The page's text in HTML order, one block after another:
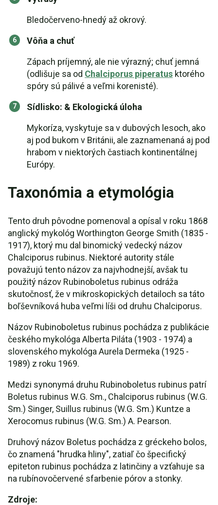
Bledočerveno-hnedý až okrový.
Vôňa a chuť
Zápach príjemný, ale nie výrazný; chuť jemná
(odlišuje sa od Chalciporus piperatus ktorého
spóry sú pálivé a veľmi korenisté).
Sídlisko: & Ekologická úloha
Mykoríza, vyskytuje sa v dubových lesoch, ako
aj pod bukom v Británii, ale zaznamenaná aj pod
hrabom v niektorých častiach kontinentálnej
Európy.
Taxonómia a etymológia
Tento druh pôvodne pomenoval a opísal v roku 1868
anglický mykológ Worthington George Smith (1835 -
1917), ktorý mu dal binomický vedecký názov
Chalciporus rubinus. Niektoré autority stále
považujú tento názov za najvhodnejší, avšak tu
použitý názov Rubinoboletus rubinus odráža
skutočnosť, že v mikroskopických detailoch sa táto
boľševníková huba veľmi líši od druhu Chalciporus.
Názov Rubinoboletus rubinus pochádza z publikácie
českého mykológa Alberta Piláta (1903 - 1974) a
slovenského mykológa Aurela Dermeka (1925 -
1989) z roku 1969.
Medzi synonymá druhu Rubinoboletus rubinus patrí
Boletus rubinus W.G. Sm., Chalciporus rubinus (W.G.
Sm.) Singer, Suillus rubinus (W.G. Sm.) Kuntze a
Xerocomus rubinus (W.G. Sm.) A. Pearson.
Druhový názov Boletus pochádza z gréckeho bolos,
čo znamená "hrudka hliny", zatiaľ čo špecifický
epiteton rubinus pochádza z latinčiny a vzťahuje sa
na rubínovočervené sfarbenie pórov a stonky.
Zdroje: